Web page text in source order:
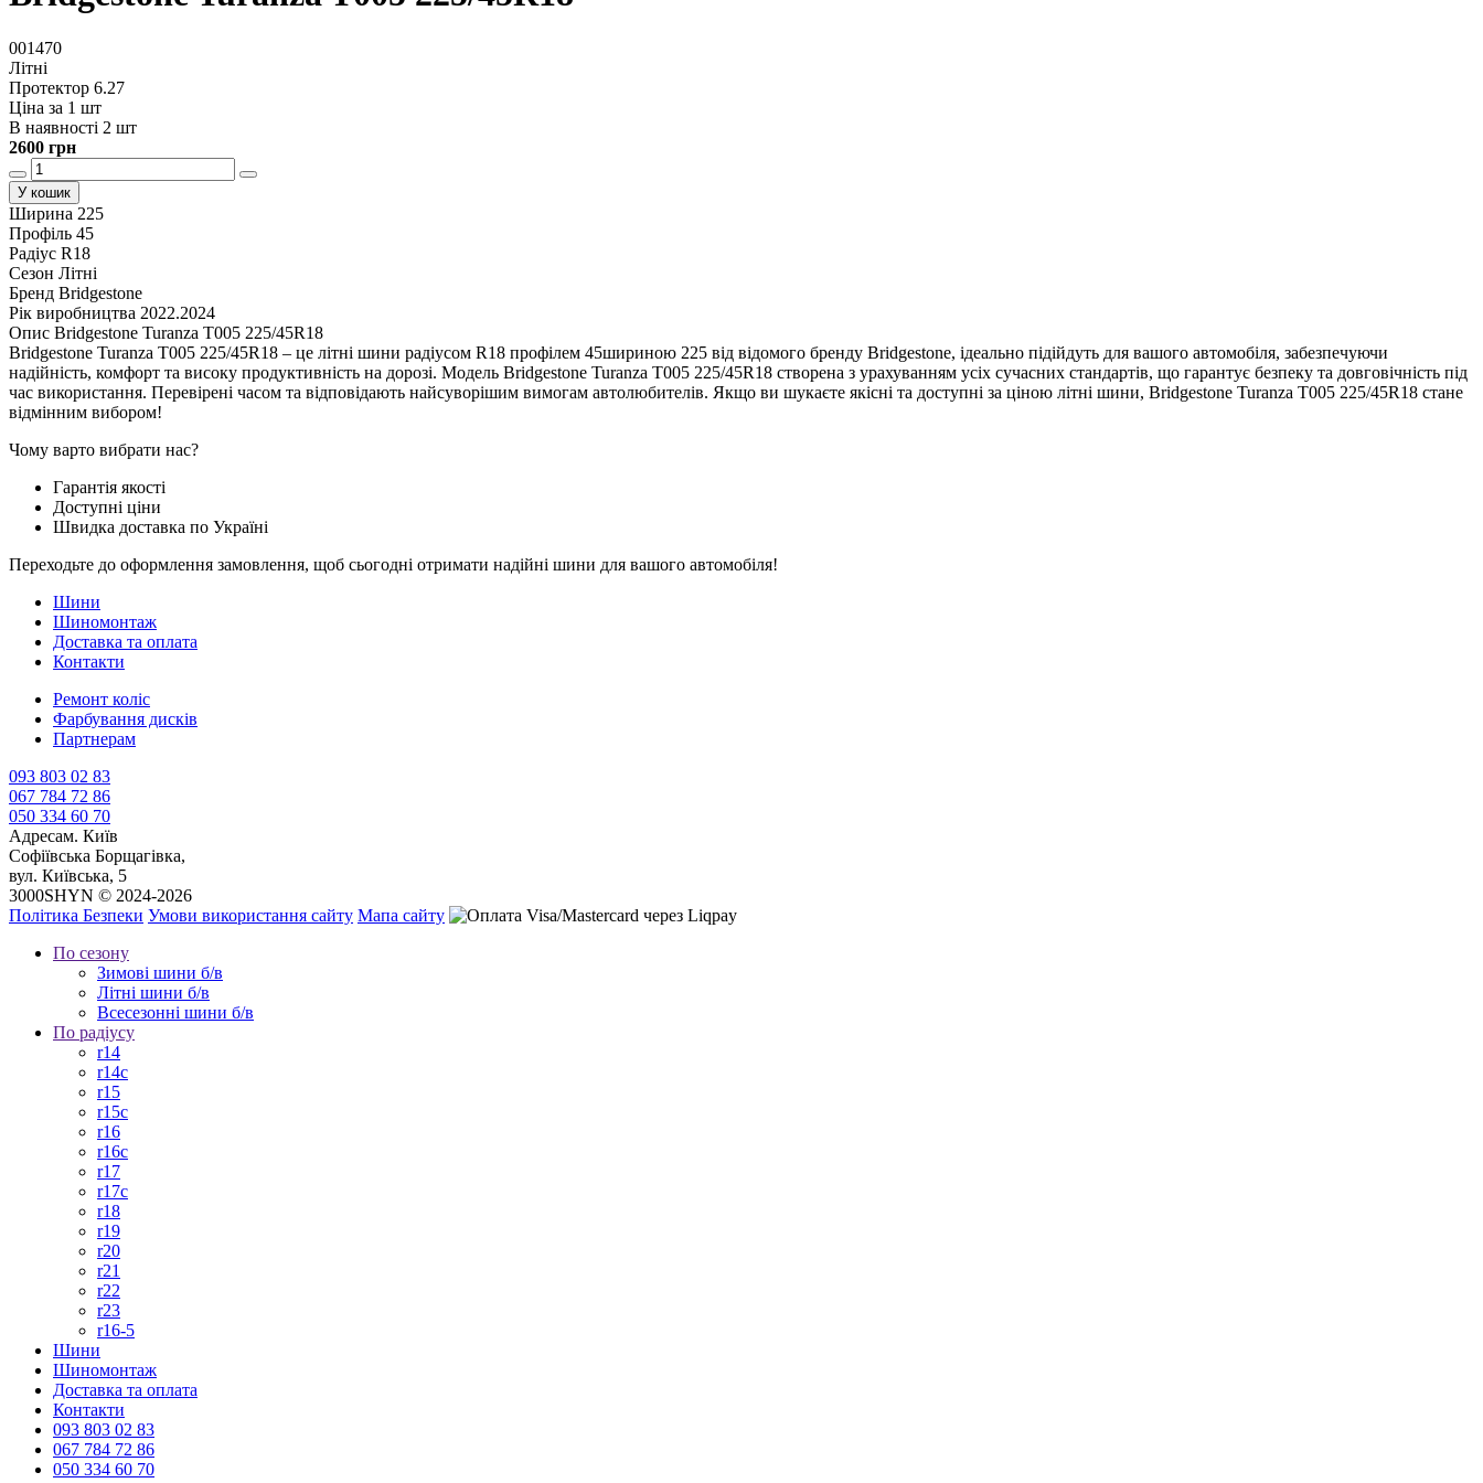
001470
Літні
Протектор 6.27
Ціна за 1 шт
В наявності 2 шт
2600 грн
У кошик
Ширина 225
Профіль 45
Радіус R18
Сезон Літні
Бренд Bridgestone
Рік виробництва 2022.2024
Опис Bridgestone Turanza T005 225/45R18
Bridgestone Turanza T005 225/45R18 – це літні шини радіусом R18 профілем 45шириною 225 від відомого бренду Bridgestone, ідеально підійдуть для вашого автомобіля, забезпечуючи
надійність, комфорт та високу продуктивність на дорозі. Модель Bridgestone Turanza T005 225/45R18 створена з урахуванням усіх сучасних стандартів, що гарантує безпеку та довговічність під
час використання. Перевірені часом та відповідають найсуворішим вимогам автолюбителів. Якщо ви шукаєте якісні та доступні за ціною літні шини, Bridgestone Turanza T005 225/45R18 стане
відмінним вибором!
Чому варто вибрати нас?
Гарантія якості
Доступні ціни
Швидка доставка по Україні
Переходьте до оформлення замовлення, щоб сьогодні отримати надійні шини для вашого автомобіля!
Шини
Шиномонтаж
Доставка та оплата
Контакти
Ремонт коліс
Фарбування дисків
Партнерам
093 803 02 83
067 784 72 86
050 334 60 70
Адресам. Київ
Софіївська Борщагівка,
вул. Київська, 5
3000SHYN © 2024-2026
Політика Безпеки Умови використання сайту Мапа сайту
По сезону
Зимові шини б/в
Літні шини б/в
Всесезонні шини б/в
По радіусу
r14
r14c
r15
r15c
r16
r16c
r17
r17c
r18
r19
r20
r21
r22
r23
r16-5
Шини
Шиномонтаж
Доставка та оплата
Контакти
093 803 02 83
067 784 72 86
050 334 60 70